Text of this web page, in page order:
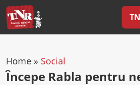
Home » Social
Începe Rabla pentru